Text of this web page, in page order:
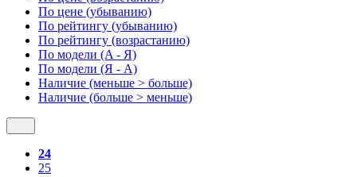
По цене (убыванию)
По рейтингу (убыванию)
По рейтингу (возрастанию)
По модели (A - Я)
По модели (Я - A)
Наличие (меньше > больше)
Наличие (больше > меньше)
24
25